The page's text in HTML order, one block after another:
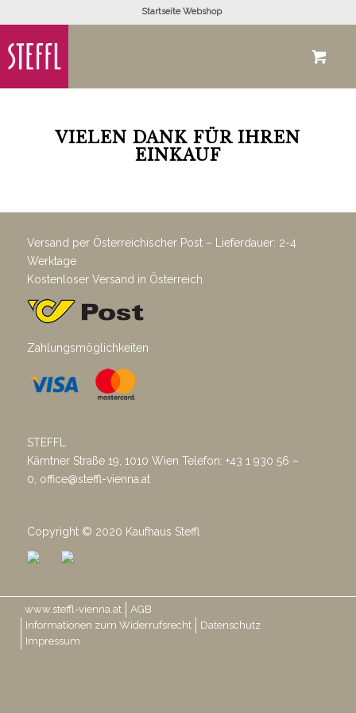
Startseite Webshop
VIELEN DANK FÜR IHREN
EINKAUF
Versand per Österreichischer Post – Lieferdauer: 2-4
Werktage
Kostenloser Versand in Österreich
Zahlungsmöglichkeiten
STEFFL
Kärntner Straße 19, 1010 Wien Telefon: +43 1 930 56 –
0, office@steffl-vienna.at
Copyright © 2020 Kaufhaus Steffl
www.steffl-vienna.at
AGB
Informationen zum Widerrufsrecht
Datenschutz
Impressum